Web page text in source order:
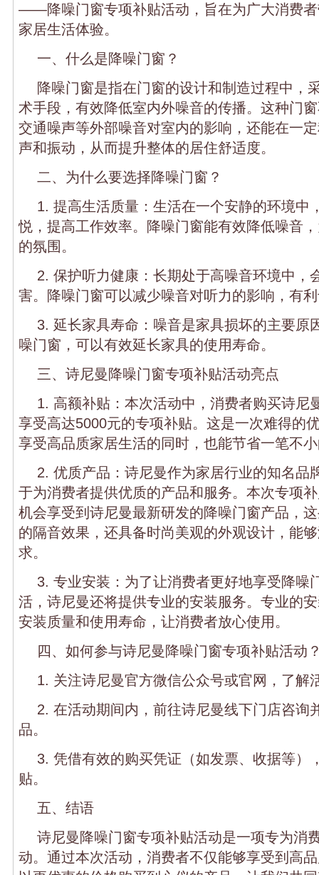
——降噪门窗专项补贴活动，旨在为广大消费
家居生活体验。
一、什么是降噪门窗？
降噪门窗是指在门窗的设计和制造过程中，
术手段，有效降低室内外噪音的传播。这种门
交通噪声等外部噪音对室内的影响，还能在一
声和振动，从而提升整体的居住舒适度。
二、为什么要选择降噪门窗？
1. 提高生活质量：生活在一个安静的环境中
悦，提高工作效率。降噪门窗能有效降低噪音
的氛围。
2. 保护听力健康：长期处于高噪音环境中，
害。降噪门窗可以减少噪音对听力的影响，有
3. 延长家具寿命：噪音是家具损坏的主要原
噪门窗，可以有效延长家具的使用寿命。
三、诗尼曼降噪门窗专项补贴活动亮点
1. 高额补贴：本次活动中，消费者购买诗尼
享受高达5000元的专项补贴。这是一次难得的
享受高品质家居生活的同时，也能节省一笔不
2. 优质产品：诗尼曼作为家居行业的知名品
于为消费者提供优质的产品和服务。本次专项
机会享受到诗尼曼最新研发的降噪门窗产品，
的隔音效果，还具备时尚美观的外观设计，能
求。
3. 专业安装：为了让消费者更好地享受降噪
活，诗尼曼还将提供专业的安装服务。专业的
安装质量和使用寿命，让消费者放心使用。
四、如何参与诗尼曼降噪门窗专项补贴活动
1. 关注诗尼曼官方微信公众号或官网，了解
2. 在活动期间内，前往诗尼曼线下门店咨询
品。
3. 凭借有效的购买凭证（如发票、收据等）
贴。
五、结语
诗尼曼降噪门窗专项补贴活动是一项专为消
动。通过本次活动，消费者不仅能够享受到高